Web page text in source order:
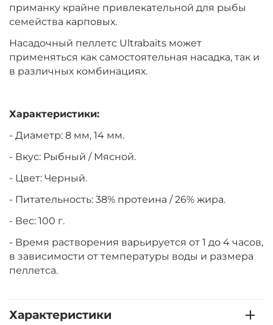
приманку крайне привлекательной для рыбы
семейства карповых.
Насадочный пеллетс Ultrabaits может
применяться как самостоятельная насадка, так и
в различных комбинациях.
Характеристики:
- Диаметр: 8 мм, 14 мм.
- Вкус: Рыбный / Мясной.
- Цвет: Черный.
- Питательность: 38% протеина / 26% жира.
- Вес: 100 г.
- Время растворения варьируется от 1 до 4 часов,
в зависимости от температуры воды и размера
пеллетса.
Характеристики